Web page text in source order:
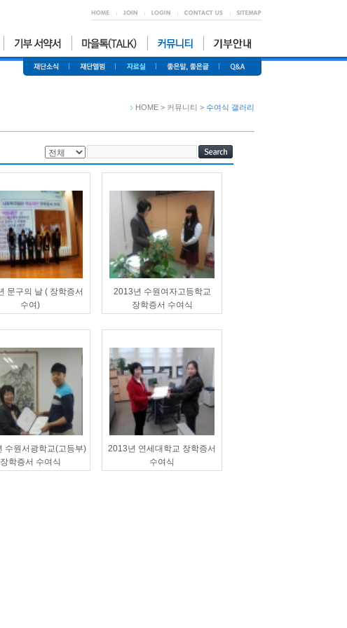
HOME > 커뮤니티 > 수여식 갤러리
문구의 날 ( 장학증서
수여)
2013년 수원여자고등학교
장학증서 수여식
수원서광학교(고등부)
장학증서 수여식
2013년 연세대학교 장학증서
수여식